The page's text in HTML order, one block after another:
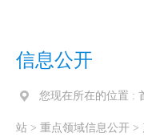
信息公开
您现在所在的位置 :
站 > 重点领域信息公开 >